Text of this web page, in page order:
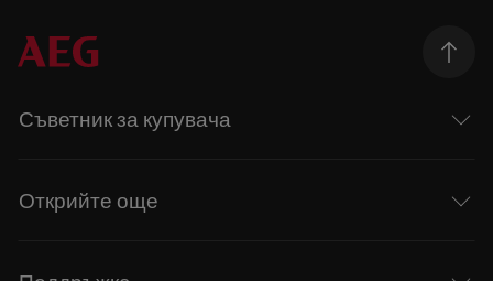
Съветник за купувача
Открийте още